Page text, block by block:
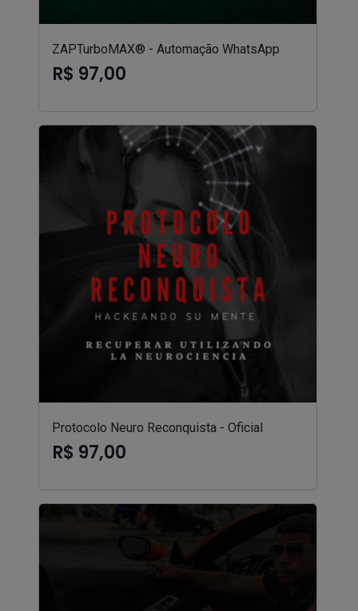
ZAPTurboMAX® - Automação WhatsApp
R$ 97,00
Protocolo Neuro Reconquista - Oficial
R$ 97,00